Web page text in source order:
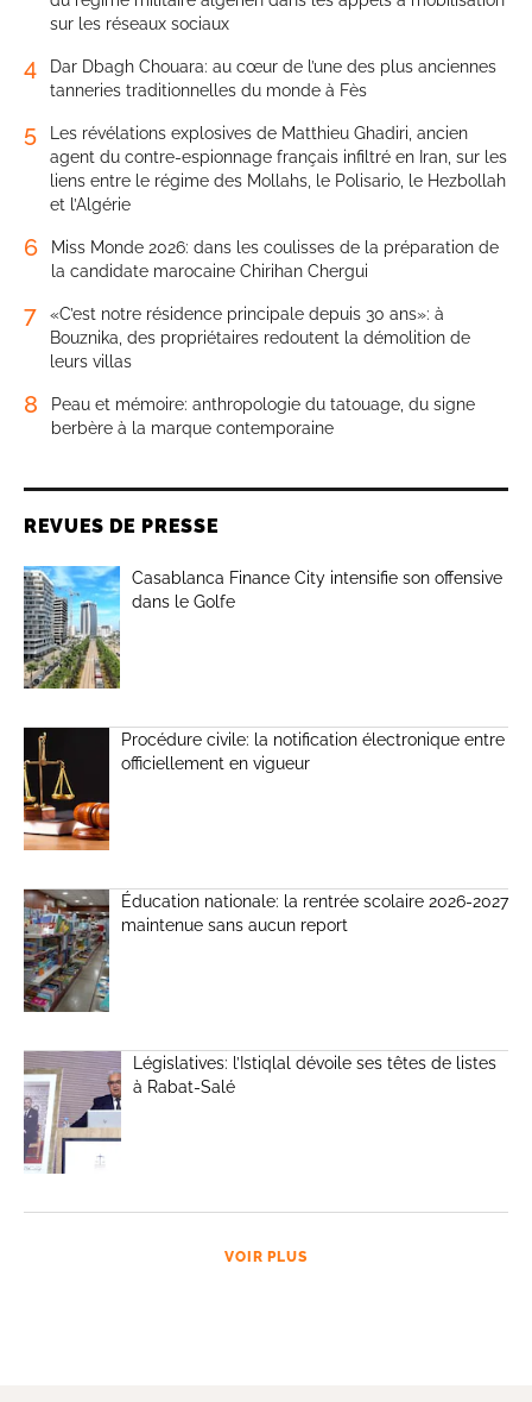
sur les réseaux sociaux
4
Dar Dbagh Chouara: au cœur de l’une des plus anciennes
tanneries traditionnelles du monde à Fès
5
Les révélations explosives de Matthieu Ghadiri, ancien
agent du contre-espionnage français infiltré en Iran, sur les
liens entre le régime des Mollahs, le Polisario, le Hezbollah
et l’Algérie
6
Miss Monde 2026: dans les coulisses de la préparation de
la candidate marocaine Chirihan Chergui
7
«C’est notre résidence principale depuis 30 ans»: à
Bouznika, des propriétaires redoutent la démolition de
leurs villas
8
Peau et mémoire: anthropologie du tatouage, du signe
berbère à la marque contemporaine
REVUES DE PRESSE
Casablanca Finance City intensifie son offensive
dans le Golfe
Procédure civile: la notification électronique entre
officiellement en vigueur
Éducation nationale: la rentrée scolaire 2026-2027
maintenue sans aucun report
Législatives: l’Istiqlal dévoile ses têtes de listes
à Rabat-Salé
VOIR PLUS